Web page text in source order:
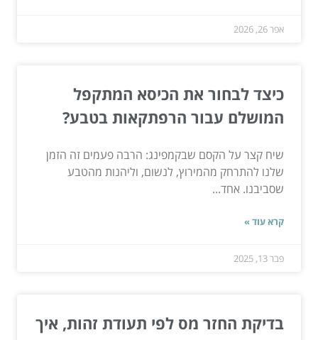
אפר 26, 2026
כיצד לבחור את הכיסא המתקפל
המושלם עבור הרפתקאות בטבע?
שיח קצר על הקסם שבקמפינג: הרבה פעמים זה הזמן
שלנו להתרחק מהמירוץ, לנשום, וליהנות מהטבע
שסביבנו. אחד...
קרא עוד »
פבר 13, 2025
בדיקת החזר מס לפי תעודת זהות, איך